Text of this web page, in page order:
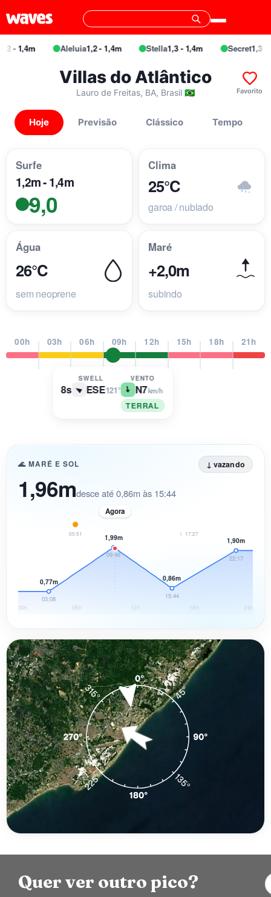
- 1,4m Aleluia1,2 - 1,4m Stella1,3 - 1,4m Secret1,3 -
Villas do Atlântico
Lauro de Freitas, BA, Brasil 🇧🇷 Favorito
Hoje Previsão Clássico Tempo
Surfe
1,2m - 1,4m
9,0
Clima
25°C
garoa / nublado
Água
26°C
sem neoprene
Maré
+2,0m
subindo
00h 03h 06h 09h 12h 15h 18h 21h
SWELL
8s ESE121°
VENTO
N7km/h
TERRAL
🌊 MARÉ E SOL ↓ vazando
1,96mdesce até 0,86m às 15:44
Agora
05:51 ☾ 17:27
0,77m
03:08
1,99m
09:46
0,86m
15:44
1,90m
22:17
00h 06h 12h 18h 24h
Quer ver outro pico?